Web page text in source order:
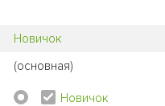
Новичок
(основная)
Новичок